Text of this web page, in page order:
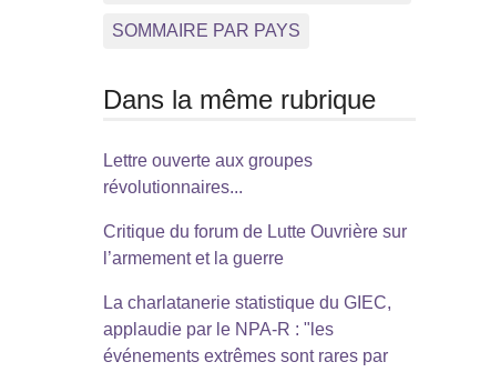
SOMMAIRE PAR PAYS
Dans la même rubrique
Lettre ouverte aux groupes
révolutionnaires...
Critique du forum de Lutte Ouvrière sur
l’armement et la guerre
La charlatanerie statistique du GIEC,
applaudie par le NPA-R : "les
événements extrêmes sont rares par